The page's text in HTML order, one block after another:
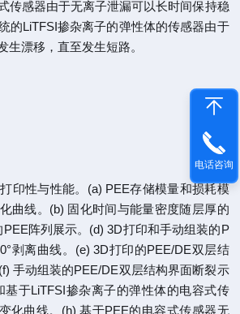
传感器由于无离子泄漏可以长时间保持稳
的LiTFSI掺杂离子的弹性体的传感器由于
生漂移，直至发生短路。
印性与性能。(a) PEE存储模量和损耗模
曲线。(b) 固化时间与能量密度随层厚的
阵列展示。(d) 3D打印和手动组装的P
剥离曲线。(e) 3D打印的PEE/DE双层结
手动组装的PEE/DE双层结构界面断裂示
基于LiTFSI掺杂离子的弹性体的电容式传
化曲线。(h) 基于PEE的电容式传感器无
电话咨询